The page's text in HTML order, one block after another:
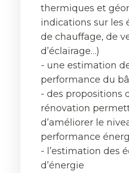
thermiques et
indications sur les
de chauffage, de
d’éclairage…)
- une estimation
performance du
- des propositions
rénovation
d’améliorer le
performance
- l’estimation des
d’énergie